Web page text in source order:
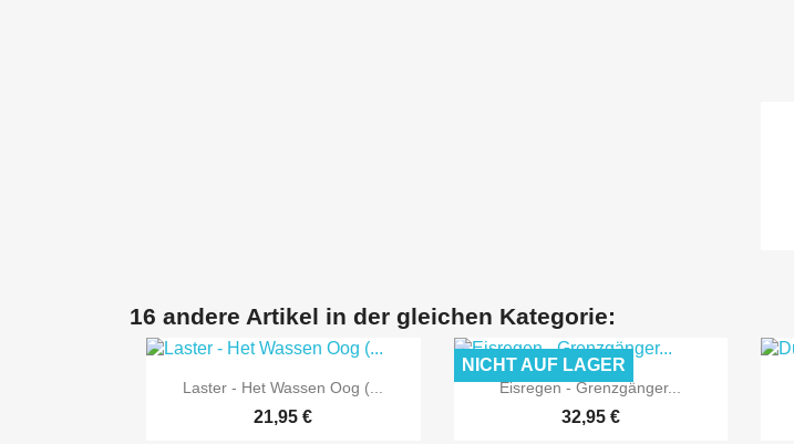
16 andere Artikel in der gleichen Kategorie:
 Vorschau
Laster - Het Wassen Oog (...
21,95 €
 Vorschau
Eisregen - Grenzgänger...
32,95 €
NICHT AUF LAGER